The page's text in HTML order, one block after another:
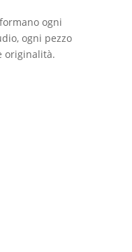
ogni
ogni pezzo
originalità.